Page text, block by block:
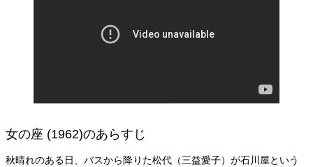
女の座 (1962)のあらすじ
秋晴れのある日、バスから降りた松代（三益愛子）が石川屋という